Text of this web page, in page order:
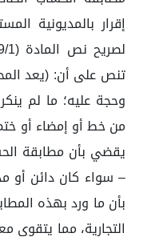
إقرار بالمديونية
تنص على أن: (يعد
وحجة عليه؛ ما لم
من خط أو إمضاء أو
يقضي بأن مطابقة
– سواء كان دائن أو
بأن ما ورد بهذه
التجارية، مما يتقوى